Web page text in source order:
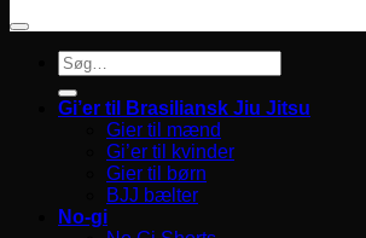
Søg
efter:
Gi’er til Brasiliansk Jiu Jitsu
Gier til mænd
Gi’er til kvinder
Gier til børn
BJJ bælter
No-gi